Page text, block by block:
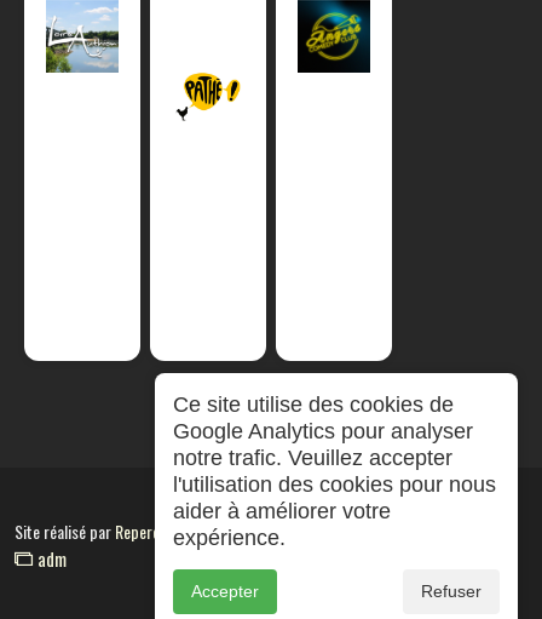
Site réalisé parRepereCom
adm
Ce site utilise des cookies de
Google Analytics pour analyser
notre trafic. Veuillez accepter
l'utilisation des cookies pour nous
aider à améliorer votre
expérience.
Accepter Refuser